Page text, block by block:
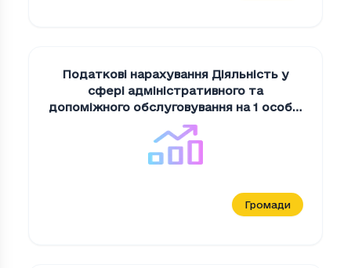
Податкові нарахування Дiяльнiсть у
сферi адмiнiстративного та
допомiжного обслуговування на 1 особу,
грн на 1 мешканця
Громади